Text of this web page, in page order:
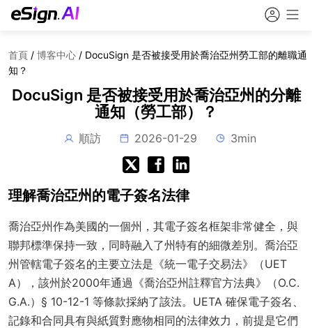
首頁 / 博客中心 / DocuSign 是否被接受用於喬治亞州勞工部的離職通
知？
DocuSign 是否被接受用於喬治亞州的分離
通知（勞工部）？
順訪 2026-01-29 3min
理解喬治亞州的電子簽名法律
喬治亞州作為美國的一個州，其電子簽名框架非常健全，與
聯邦標準保持一致，同時融入了州特有的細微差別。喬治亞
州管轄電子簽名的主要立法是《統一電子交易法》（UET
A），該州於2000年通過《喬治亞州註釋官方法典》（O.C.
G.A.）§ 10-12-1 等條款採納了該法。UETA 確保電子簽名、
記錄和合同具有與紙質對應物相同的法律效力，前提是它們